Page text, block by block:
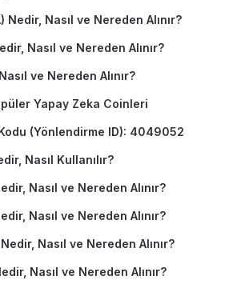
Nedir, Nasıl ve Nereden Alınır?
Nasıl ve Nereden Alınır?
ve Nereden Alınır?
Yapay Zeka Coinleri
(Yönlendirme ID): 4049052
Nasıl Kullanılır?
Nasıl ve Nereden Alınır?
Nasıl ve Nereden Alınır?
Nasıl ve Nereden Alınır?
Nasıl ve Nereden Alınır?